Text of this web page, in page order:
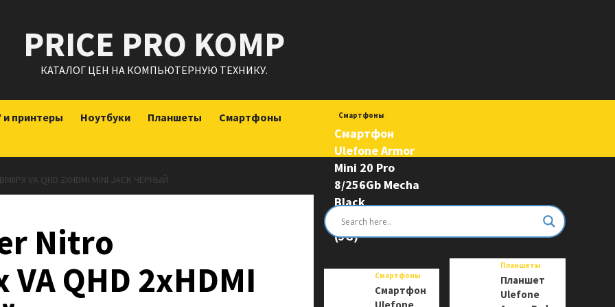
PRICE PRO KOMP
КАТАЛОГ ЦЕН НА КОМПЬЮТЕРНУЮ ТЕХНИКУ.
принтеры Ноутбуки Планшеты Смартфоны
VA QHD 2XHDMI MINI JACK ЧЕРНЫЙ
Nitro
QHD 2xHDMI
Смартфоны
Смартфон
Ulefone Armor
Mini 20 Pro
8/256Gb Mecha
Black
6975326663243
(5G)
Смартфоны
Смартфон
Планшеты
Планшет
Ulefone